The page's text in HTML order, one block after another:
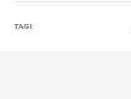
TAGI: